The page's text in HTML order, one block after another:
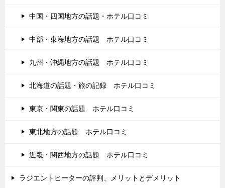
中国・四国地方の話題・ホテル口コミ
中部・東海地方の話題 ホテル口コミ
九州・沖縄地方の話題 ホテル口コミ
北海道の話題・旅の記録 ホテル口コミ
東京・関東の話題 ホテル口コミ
東北地方の話題 ホテル口コミ
近畿・関西地方の話題 ホテル口コミ
ラジエントヒーターの評判、メリットとデメリット